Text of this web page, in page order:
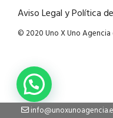
Aviso Legal y Política
© 2020 Uno X Uno